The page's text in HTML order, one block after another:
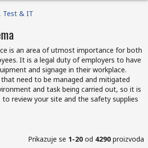
Test & IT
is an area of utmost importance for both
It is a legal duty of employers to have
and signage in their workplace.
need to be managed and mitigated
and task being carried out, so it is
review your site and the safety supplies
Prikazuje se 1-20 od 4290 proizvoda